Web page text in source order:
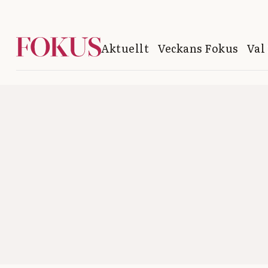
Aktuellt Veckans Fokus Val